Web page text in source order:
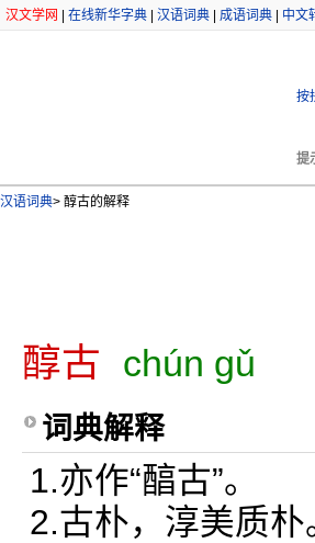
汉文学网 在线新华字典 汉语词典 成语词典 中文
按
提
汉语词典> 醇古的解释
醇古 chún gǔ
词典解释
1.亦作“醕古”。
2.古朴，淳美质朴